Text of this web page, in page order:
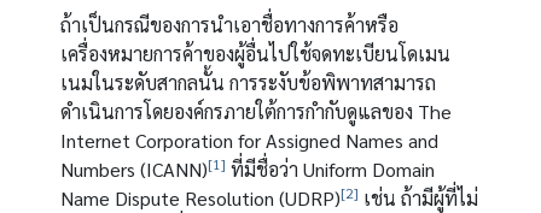
ถ้าเป็นกรณีของการนำเอาชื่อทางการค้าหรือ
เครื่องหมายการค้าของผู้อื่นไปใช้จดทะเบียนโดเมน
เนมในระดับสากลนั้น การระงับข้อพิพาทสามารถ
ดำเนินการโดยองค์กรภายใต้การกำกับดูแลของ The
Internet Corporation for Assigned Names and
Numbers (ICANN)[1] ที่มีชื่อว่า Uniform Domain
Name Dispute Resolution (UDRP)[2] เช่น ถ้ามีผู้ที่ไม่